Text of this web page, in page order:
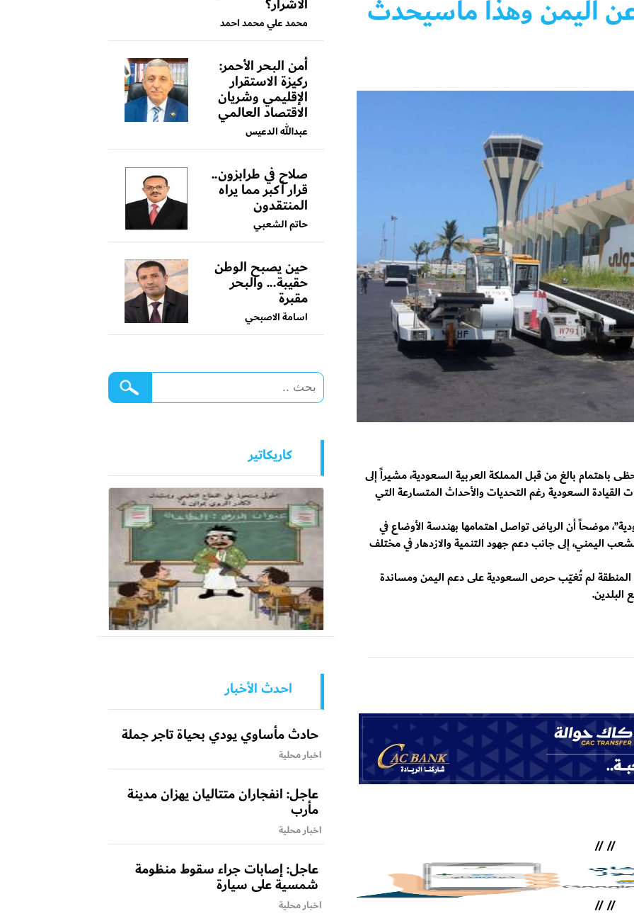
اليمن وهذا ماسيحدث
باهتمام بالغ من قبل المملكة العربية السعودية، مشيراً إلى
السعودية رغم التحديات والأحداث المتسارعة التي
موضحاً أن الرياض تواصل اهتمامها بهندسة الأوضاع في
اليمني، إلى جانب دعم جهود التنمية والازدهار في مختلف
المنطقة لم تُغيّب حرص السعودية على دعم اليمن ومساندة
البلدين.
//
//
//
//
محمد علي محمد احمد
أمن البحر الأحمر:
ركيزة الاستقرار
الإقليمي وشريان
الاقتصاد العالمي
عبدالله الدعيس
صلاح في طرابزون..
قرار أكبر مما يراه
المنتقدون
حاتم الشعبي
حين يصبح الوطن
حقيبة... والبحر
مقبرة
اسامة الاصبحي
كاريكاتير
احدث الأخبار
حادث مأساوي يودي بحياة تاجر جملة
اخبار محلية
عاجل: انفجاران متتاليان يهزان مدينة
مأرب
اخبار محلية
عاجل: إصابات جراء سقوط منظومة
شمسية على سيارة
اخبار محلية